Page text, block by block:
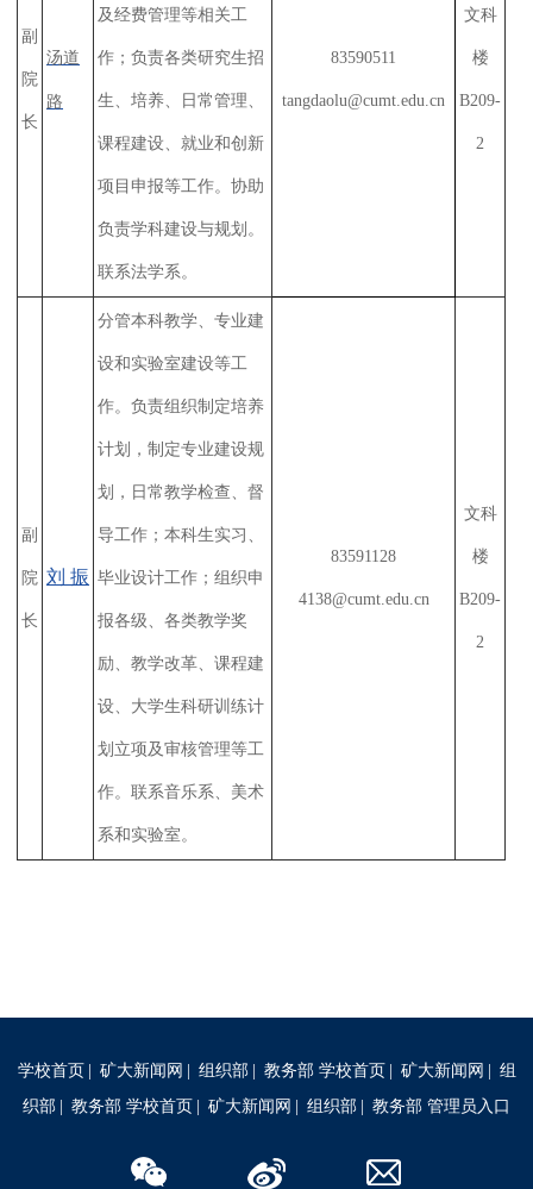
副
院
长
汤道
路
及经费管理等相关工
作；负责各类研究生招
生、培养、日常管理、
课程建设、就业和创新
项目申报等工作。协助
负责学科建设与规划。
联系法学系。
83590511
tangdaolu@cumt.edu.cn
文科
楼
B209-
2
副
院
长
刘 振
分管本科教学、专业建
设和实验室建设等工
作。负责组织制定培养
计划，制定专业建设规
划，日常教学检查、督
导工作；本科生实习、
毕业设计工作；组织申
报各级、各类教学奖
励、教学改革、课程建
设、大学生科研训练计
划立项及审核管理等工
作。联系音乐系、美术
系和实验室。
83591128
4138@cumt.edu.cn
文科
楼
B209-
2
学校首页 矿大新闻网 组织部 教务部 学校首页 矿大新闻网
组
织部
教务部 学校首页 矿大新闻网 组织部 教务部 管理员入口